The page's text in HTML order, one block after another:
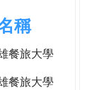
稱
餐旅大學
餐旅大學